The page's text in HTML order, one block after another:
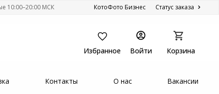
10:00–20:00 МСК КотоФото Бизнес Статус заказа
Корзина
Войти
Избранное
Контакты О нас Вакансии